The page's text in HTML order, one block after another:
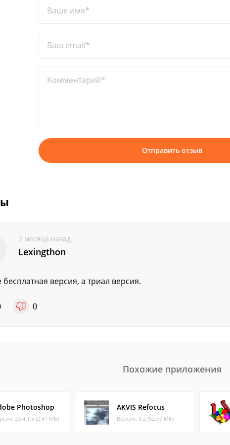
Ваше имя*
Ваш email*
Комментарий*
Отправить отзыв
2 месяца назад
Lexingthon
бесплатная версия, а триал версия.
0
Похожие приложения
Photoshop
23.4.1.5 (2.41 МБ)
AKVIS Refocus
Версия: 8.2 (52.57 МБ)